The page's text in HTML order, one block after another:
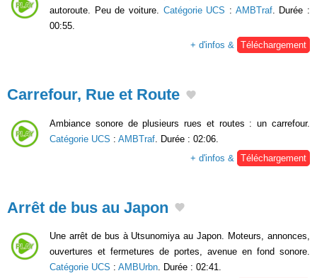
autoroute. Peu de voiture. Catégorie UCS : AMBTraf. Durée :
00:55.
+ d'infos &
Téléchargement
Carrefour, Rue et Route
Ambiance sonore de plusieurs rues et routes : un carrefour.
Catégorie UCS : AMBTraf . Durée : 02:06.
+ d'infos &
Téléchargement
Arrêt de bus au Japon
Une arrêt de bus à Utsunomiya au Japon. Moteurs, annonces,
ouvertures et fermetures de portes, avenue en fond sonore.
Catégorie UCS : AMBUrbn. Durée : 02:41.